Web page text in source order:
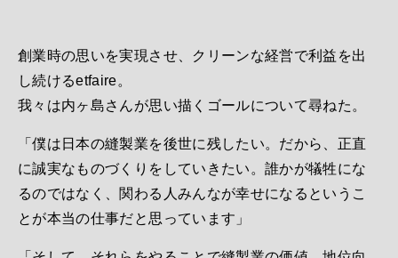
創業時の思いを実現させ、クリーンな経営で利益を出
し続けるetfaire。
我々は内ヶ島さんが思い描くゴールについて尋ねた。
「僕は日本の縫製業を後世に残したい。だから、正直
に誠実なものづくりをしていきたい。誰かが犠牲にな
るのではなく、関わる人みんなが幸せになるというこ
とが本当の仕事だと思っています」